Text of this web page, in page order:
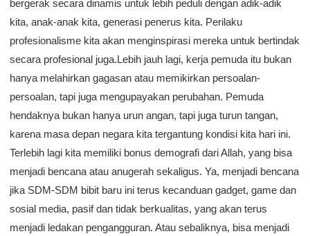
bergerak secara dinamis untuk lebih peduli dengan adik-adik
kita, anak-anak kita, generasi penerus kita. Perilaku
profesionalisme kita akan menginspirasi mereka untuk bertindak
secara profesional juga.Lebih jauh lagi, kerja pemuda itu bukan
hanya melahirkan gagasan atau memikirkan persoalan-
persoalan, tapi juga mengupayakan perubahan. Pemuda
hendaknya bukan hanya urun angan, tapi juga turun tangan,
karena masa depan negara kita tergantung kondisi kita hari ini.
Terlebih lagi kita memiliki bonus demografi dari Allah, yang bisa
menjadi bencana atau anugerah sekaligus. Ya, menjadi bencana
jika SDM-SDM bibit baru ini terus kecanduan gadget, game dan
sosial media, pasif dan tidak berkualitas, yang akan terus
menjadi ledakan pengangguran. Atau sebaliknya, bisa menjadi